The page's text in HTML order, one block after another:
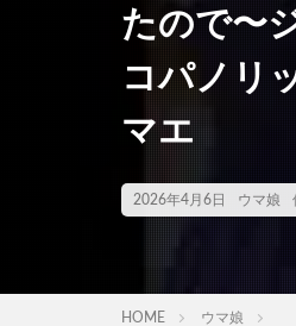
たので〜
コパノリ
マエ
2026年4月6日 ウマ娘
HOME
ウマ娘